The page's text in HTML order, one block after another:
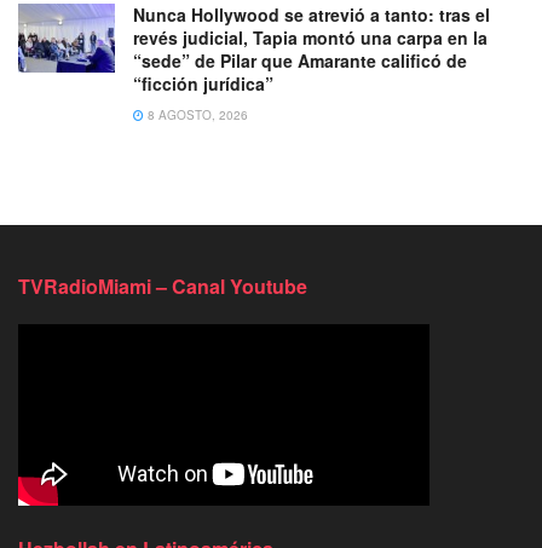
Nunca Hollywood se atrevió a tanto: tras el
revés judicial, Tapia montó una carpa en la
“sede” de Pilar que Amarante calificó de
“ficción jurídica”
8 AGOSTO, 2026
TVRadioMiami – Canal Youtube